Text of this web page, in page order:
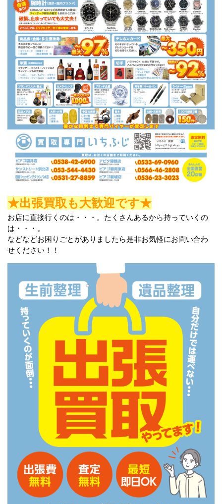
★出張買取も大歓迎です★
お店に直接行くのは・・・。たくさんあるから持っていくの
は・・・。
などなどお困りごとがありましたら是非お気軽にお問い合わ
せください！！